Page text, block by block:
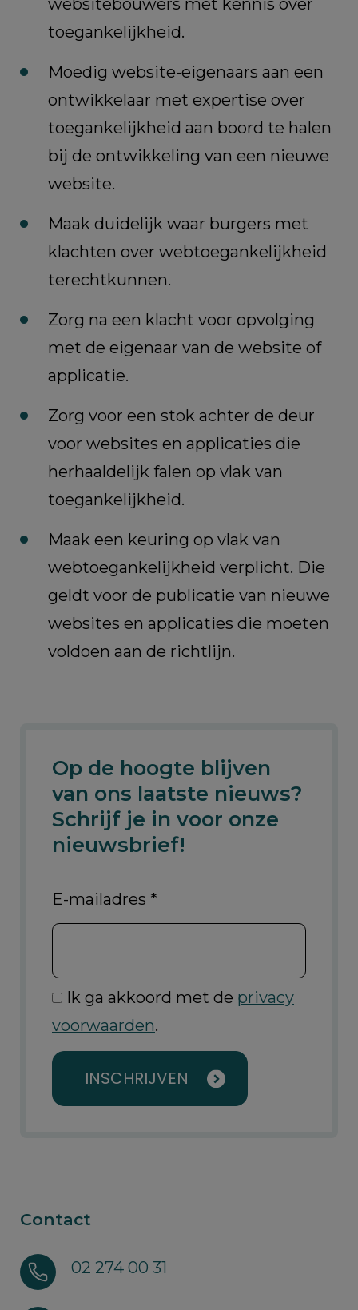
websitebouwers met kennis over
toegankelijkheid.
Moedig website-eigenaars aan een
ontwikkelaar met expertise over
toegankelijkheid aan boord te halen
bij de ontwikkeling van een nieuwe
website.
Maak duidelijk waar burgers met
klachten over webtoegankelijkheid
terechtkunnen.
Zorg na een klacht voor opvolging
met de eigenaar van de website of
applicatie.
Zorg voor een stok achter de deur
voor websites en applicaties die
herhaaldelijk falen op vlak van
toegankelijkheid.
Maak een keuring op vlak van
webtoegankelijkheid verplicht. Die
geldt voor de publicatie van nieuwe
websites en applicaties die moeten
voldoen aan de richtlijn.
Op de hoogte blijven
van ons laatste nieuws?
Schrijf je in voor onze
nieuwsbrief!
E-mailadres *
Ik ga akkoord met de privacy
voorwaarden.
INSCHRIJVEN
Contact
02 274 00 31